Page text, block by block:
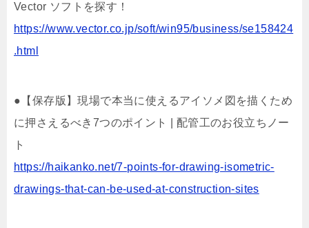
Vector ソフトを探す！
https://www.vector.co.jp/soft/win95/business/se158424
.html
●【保存版】現場で本当に使えるアイソメ図を描くため
に押さえるべき7つのポイント | 配管工のお役立ちノー
ト
https://haikanko.net/7-points-for-drawing-isometric-
drawings-that-can-be-used-at-construction-sites